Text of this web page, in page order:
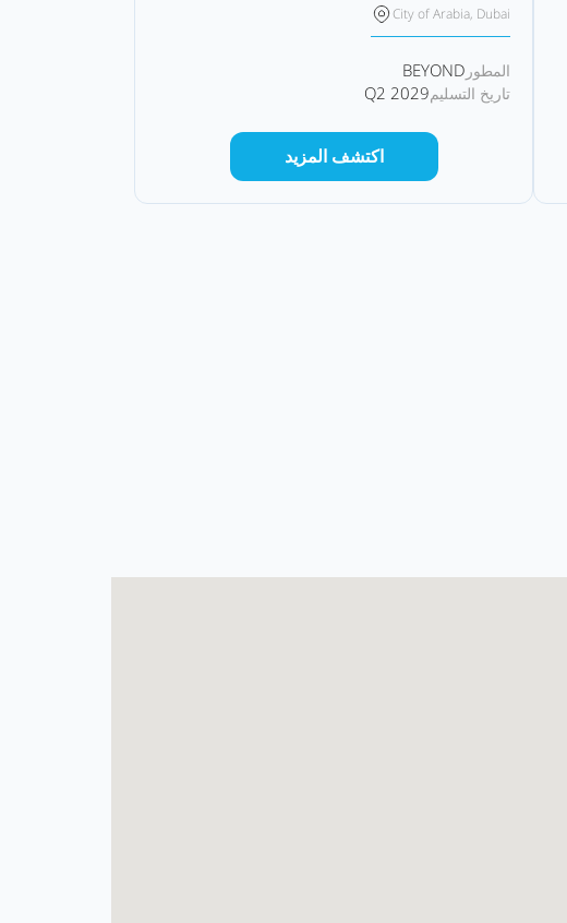
City of Arabia, Dubai
المطور BEYOND
تاريخ التسليمQ2 2029
اكتشف المزيد